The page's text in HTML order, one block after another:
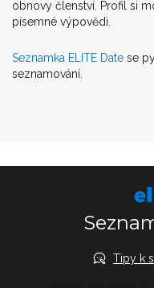
obnovy členství. Profil si
písemné výpovědi.
Seznamka ELITE Date se
seznamování.
Tipy k